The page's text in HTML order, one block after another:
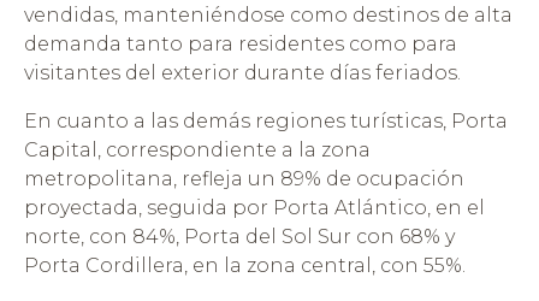
vendidas, manteniéndose como destinos de alta
demanda tanto para residentes como para
visitantes del exterior durante días feriados.
En cuanto a las demás regiones turísticas, Porta
Capital, correspondiente a la zona
metropolitana, refleja un 89% de ocupación
proyectada, seguida por Porta Atlántico, en el
norte, con 84%, Porta del Sol Sur con 68% y
Porta Cordillera, en la zona central, con 55%.